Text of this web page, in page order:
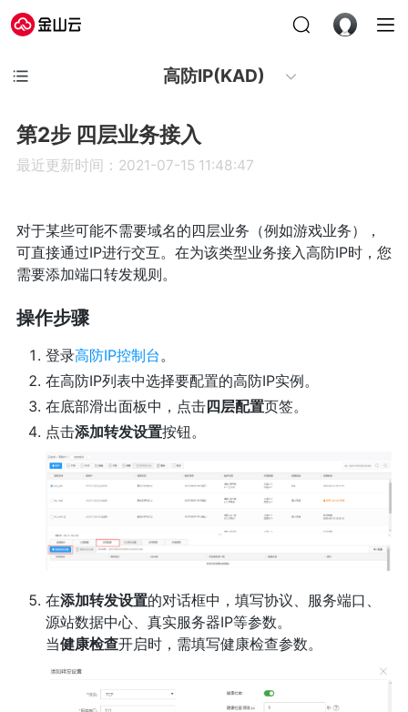
高防IP(KAD)
第2步 四层业务接入
最近更新时间：2021-07-15 11:48:47
对于某些可能不需要域名的四层业务（例如游戏业务），
可直接通过IP进行交互。在为该类型业务接入高防IP时，您
需要添加端口转发规则。
操作步骤
登录高防IP控制台。
在高防IP列表中选择要配置的高防IP实例。
在底部滑出面板中，点击四层配置页签。
点击添加转发设置按钮。
在添加转发设置的对话框中，填写协议、服务端口、
源站数据中心、真实服务器IP等参数。
当健康检查开启时，需填写健康检查参数。